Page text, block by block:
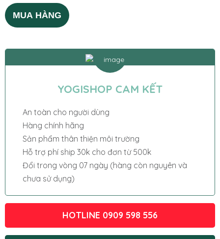
MUA HÀNG
YOGISHOP CAM KẾT
An toàn cho người dùng
Hàng chính hãng
Sản phẩm thân thiện môi trường
Hỗ trợ phí ship 30k cho đơn từ 500k
Đổi trong vòng 07 ngày (hàng còn nguyên và
chưa sử dụng)
HOTLINE 0909 598 556